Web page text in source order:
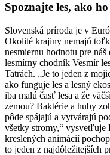
Spoznajte les, ako
Slovenská príroda je v
Okolité krajiny nemajú
nesmiernu hodnotu pre
lesmírny chodník Vesmír
Tatrách. „Je to jeden z
ako funguje les a lesný
iba malú časť lesa a že
zemou? Baktérie a huby
pôde spájajú a vytvárajú
všetky stromy,“ vysvetľuje
kreslených animácií
to jeden z najdôležitejších